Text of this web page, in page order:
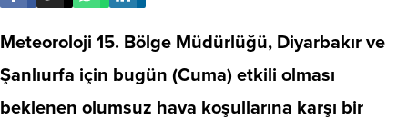
Meteoroloji 15. Bölge Müdürlüğü, Diyarbakır ve
Şanlıurfa için bugün (Cuma) etkili olması
beklenen olumsuz hava koşullarına karşı bir